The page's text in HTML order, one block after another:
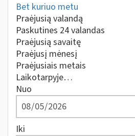
Bet kuriuo metu
Praėjusią valandą
Paskutines 24 valandas
Praėjusią savaitę
Praėjusį mėnesį
Praėjusiais metais
Laikotarpyje…
Nuo
Iki